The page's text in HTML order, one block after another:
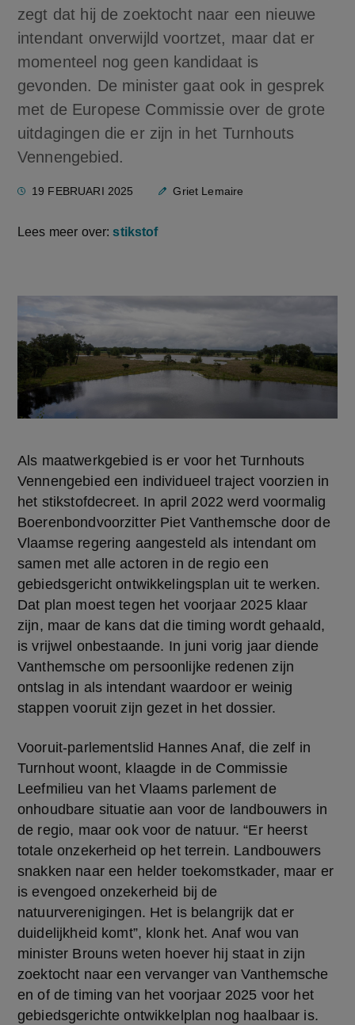
zegt dat hij de zoektocht naar een nieuwe
intendant onverwijld voortzet, maar dat er
momenteel nog geen kandidaat is
gevonden. De minister gaat ook in gesprek
met de Europese Commissie over de grote
uitdagingen die er zijn in het Turnhouts
Vennengebied.
19 FEBRUARI 2025 Griet Lemaire
Lees meer over:stikstof
Als maatwerkgebied is er voor het Turnhouts
Vennengebied een individueel traject voorzien in
het stikstofdecreet. In april 2022 werd voormalig
Boerenbondvoorzitter Piet Vanthemsche door de
Vlaamse regering aangesteld als intendant om
samen met alle actoren in de regio een
gebiedsgericht ontwikkelingsplan uit te werken.
Dat plan moest tegen het voorjaar 2025 klaar
zijn, maar de kans dat die timing wordt gehaald,
is vrijwel onbestaande. In juni vorig jaar diende
Vanthemsche om persoonlijke redenen zijn
ontslag in als intendant waardoor er weinig
stappen vooruit zijn gezet in het dossier.
Vooruit-parlementslid Hannes Anaf, die zelf in
Turnhout woont, klaagde in de Commissie
Leefmilieu van het Vlaams parlement de
onhoudbare situatie aan voor de landbouwers in
de regio, maar ook voor de natuur. “Er heerst
totale onzekerheid op het terrein. Landbouwers
snakken naar een helder toekomstkader, maar er
is evengoed onzekerheid bij de
natuurverenigingen. Het is belangrijk dat er
duidelijkheid komt”, klonk het. Anaf wou van
minister Brouns weten hoever hij staat in zijn
zoektocht naar een vervanger van Vanthemsche
en of de timing van het voorjaar 2025 voor het
gebiedsgerichte ontwikkelplan nog haalbaar is.